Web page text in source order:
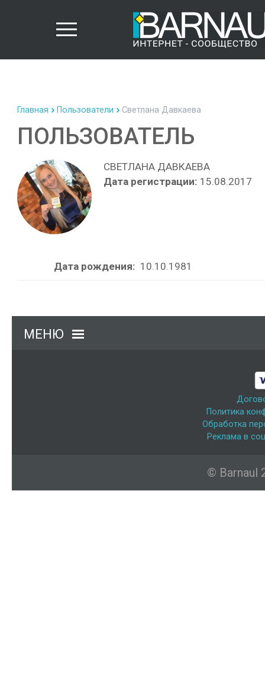
Главная Пользователи Светлана Давкаева
ПОЛЬЗОВАТЕЛЬ
СВЕТЛАНА ДАВКАЕВА
Дата регистрации: 15.08.2017
Дата рождения: 10.10.1981
МЕНЮ
Политика
Обработка
Реклама в
© Barnaul